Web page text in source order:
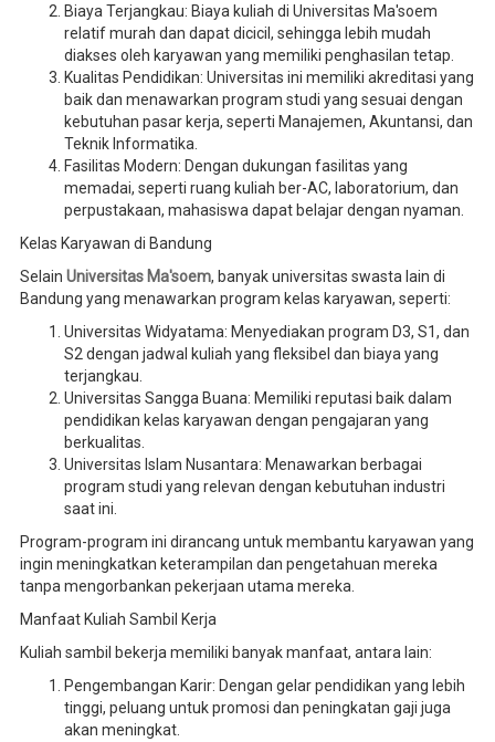
Biaya Terjangkau: Biaya kuliah di Universitas Ma'soem
relatif murah dan dapat dicicil, sehingga lebih mudah
diakses oleh karyawan yang memiliki penghasilan tetap.
Kualitas Pendidikan: Universitas ini memiliki akreditasi yang
baik dan menawarkan program studi yang sesuai dengan
kebutuhan pasar kerja, seperti Manajemen, Akuntansi, dan
Teknik Informatika.
Fasilitas Modern: Dengan dukungan fasilitas yang
memadai, seperti ruang kuliah ber-AC, laboratorium, dan
perpustakaan, mahasiswa dapat belajar dengan nyaman.
Kelas Karyawan di Bandung
Selain Universitas Ma'soem, banyak universitas swasta lain di
Bandung yang menawarkan program kelas karyawan, seperti:
Universitas Widyatama: Menyediakan program D3, S1, dan
S2 dengan jadwal kuliah yang fleksibel dan biaya yang
terjangkau.
Universitas Sangga Buana: Memiliki reputasi baik dalam
pendidikan kelas karyawan dengan pengajaran yang
berkualitas.
Universitas Islam Nusantara: Menawarkan berbagai
program studi yang relevan dengan kebutuhan industri
saat ini.
Program-program ini dirancang untuk membantu karyawan yang
ingin meningkatkan keterampilan dan pengetahuan mereka
tanpa mengorbankan pekerjaan utama mereka.
Manfaat Kuliah Sambil Kerja
Kuliah sambil bekerja memiliki banyak manfaat, antara lain:
Pengembangan Karir: Dengan gelar pendidikan yang lebih
tinggi, peluang untuk promosi dan peningkatan gaji juga
akan meningkat.